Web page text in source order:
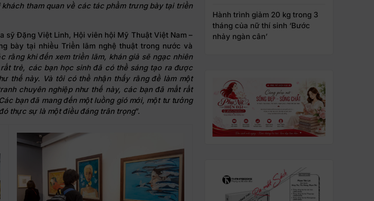
tham quan về các tác phẩm trưng bày tại triển
sỹ Đặng Việt Linh, Hội viên hội Mỹ Thuật Việt Nam –
bày tại nhiều Triển lãm nghệ thuật trong nước và
rằng khi đến xem triển lãm, khán giả sẽ ngạc nhiên
trẻ, các bạn học sinh đã có thể sáng tạora được
thế này. Và tôi có thể nhận thấy rằng để làm một
chuyên nghiệp như thế này, các bạn đã mất rất
bạn đã mang đến một luồng gió mới, một tư tưởng
thực sự là một điều đáng trân trọng”.
Hành trình giảm 20 kg trong 3
tháng của nữ thí sinh ‘Bước
nhảy ngàn cân’